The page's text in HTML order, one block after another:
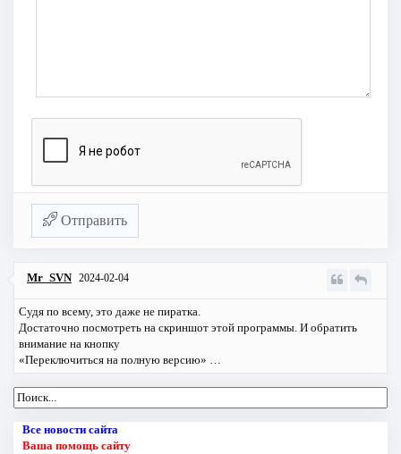
Отправить
Mr_SVN 2024-02-04
Судя по всему, это даже не пиратка.
Достаточно посмотреть на скриншот этой программы. И обратить
внимание на кнопку
«Переключиться на полную версию» …
Все новости сайта
Ваша помощь сайту